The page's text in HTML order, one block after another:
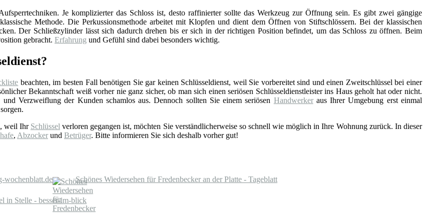
Je komplizierter das Schloss ist, desto raffinierter sollte das Werkzeug zur Öffnung sein. Es gibt zwei gängige
Methode. Die Perkussionsmethode arbeitet mit Klopfen und dient dem Öffnen von Stiftschlössern. Bei der klassischen
Der Schließzylinder lässt sich dadurch drehen bis er sich in der richtigen Position befindet, um das Schloss zu öffnen. Beim
gebracht. Erfahrung und Gefühl sind dabei besonders wichtig.
beachten, im besten Fall benötigen Sie gar keinen Schlüsseldienst, weil Sie vorbereitet sind und einen Zweitschlüssel bei einer
Bekanntschaft weiß vorher nie ganz sicher, ob man sich einen seriösen Schlüsseldienstleister ins Haus geholt hat oder nicht.
Verzweiflung der Kunden schamlos aus. Dennoch sollten Sie einem seriösen Handwerkeraus Ihrer Umgebung erst einmal
weil Ihr Schlüssel verloren gegangen ist, möchten Sie verständlicherweise so schnell wie möglich in Ihre Wohnung zurück. In dieser
, Abzocker und Betrüger. Bitte informieren Sie sich deshalb vorher gut!
wochenblatt.de Schönes Wiedersehen für Fredenbecker an der Platte - Tageblatt
in Stelle - besser-im-blick